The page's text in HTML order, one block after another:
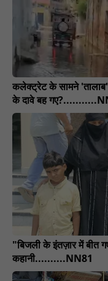
कलेक्ट्रेट के सामने 'तालाब'
के दावे बह
"बिजली के इंतज़ार में बीत
कहानी..........NN81